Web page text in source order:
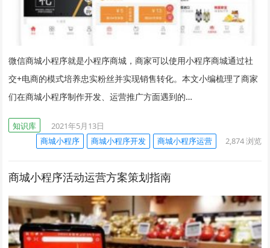
微信商城小程序就是小程序商城，商家可以使用小程序商城通过社
交+电商的模式培养忠实粉丝并实现销售转化。本文小编梳理了商家
们在商城小程序制作开发、运营推广方面遇到的…
知识库
2021年5月13日
商城小程序
商城小程序开发 商城小程序运营 2,874浏览
商城小程序活动运营方案策划指南